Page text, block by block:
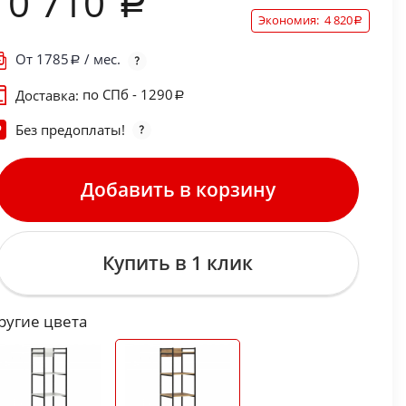
Экономия: 4 820
От 1785
/ мес.
Доставка: по СПб - 1290
Без предоплаты!
Добавить в корзину
Купить в 1 клик
цвета